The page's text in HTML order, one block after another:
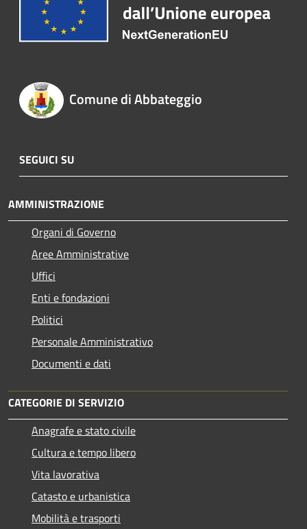
Comune di Abbateggio
SEGUICI SU
AMMINISTRAZIONE
Organi di Governo
Aree Amministrative
Uffici
Enti e fondazioni
Politici
Personale Amministrativo
Documenti e dati
CATEGORIE DI SERVIZIO
Anagrafe e stato civile
Cultura e tempo libero
Vita lavorativa
Catasto e urbanistica
Mobilità e trasporti